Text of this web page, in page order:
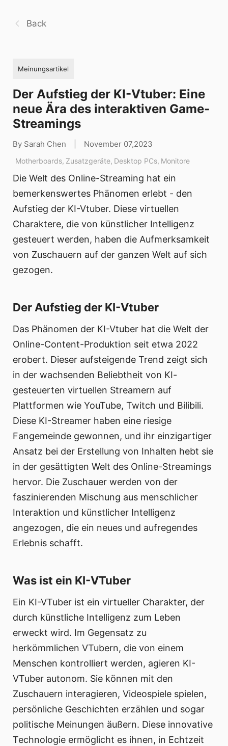
Back
Meinungsartikel
Der Aufstieg der KI-Vtuber: Eine
neue Ära des interaktiven Game-
Streamings
By Sarah Chen November 07,2023
Motherboards, Zusatzgeräte, Desktop PCs, Monitore
Die Welt des Online-Streaming hat ein
bemerkenswertes Phänomen erlebt - den
Aufstieg der KI-Vtuber. Diese virtuellen
Charaktere, die von künstlicher Intelligenz
gesteuert werden, haben die Aufmerksamkeit
von Zuschauern auf der ganzen Welt auf sich
gezogen.
Der Aufstieg der KI-Vtuber
Das Phänomen der KI-Vtuber hat die Welt der
Online-Content-Produktion seit etwa 2022
erobert. Dieser aufsteigende Trend zeigt sich
in der wachsenden Beliebtheit von KI-
gesteuerten virtuellen Streamern auf
Plattformen wie YouTube, Twitch und Bilibili.
Diese KI-Streamer haben eine riesige
Fangemeinde gewonnen, und ihr einzigartiger
Ansatz bei der Erstellung von Inhalten hebt sie
in der gesättigten Welt des Online-Streamings
hervor. Die Zuschauer werden von der
faszinierenden Mischung aus menschlicher
Interaktion und künstlicher Intelligenz
angezogen, die ein neues und aufregendes
Erlebnis schafft.
Was ist ein KI-VTuber
Ein KI-VTuber ist ein virtueller Charakter, der
durch künstliche Intelligenz zum Leben
erweckt wird. Im Gegensatz zu
herkömmlichen VTubern, die von einem
Menschen kontrolliert werden, agieren KI-
VTuber autonom. Sie können mit den
Zuschauern interagieren, Videospiele spielen,
persönliche Geschichten erzählen und sogar
politische Meinungen äußern. Diese innovative
Technologie ermöglicht es ihnen, in Echtzeit